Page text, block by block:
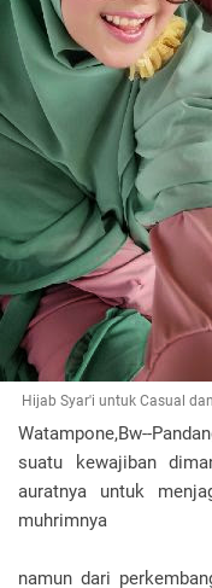
Hijab Syar'i untuk Casual
Watampone,Bw--
suatu kewajiban
auratnya untuk
muhrimnya
namun dari